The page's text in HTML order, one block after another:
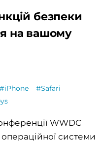
безпеки
на вашому
#iPhone
#Safari
WWDC
системи